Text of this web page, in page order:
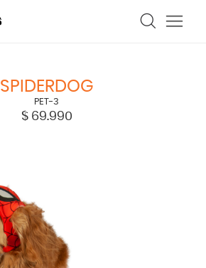
SPIDERDOG
PET-3
$69.990